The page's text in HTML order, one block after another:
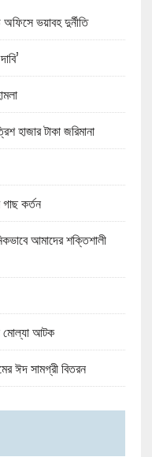
ভয়াবহ দুর্নীতি
হাজার টাকা জরিমানা
কর্তন
আমাদের শক্তিশালী
মোল্যা আটক
ঈদ সামগ্রী বিতরন